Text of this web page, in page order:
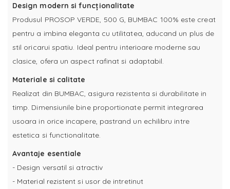
Design modern si funcționalitate
Produsul PROSOP VERDE, 500 G, BUMBAC 100% este creat
pentru a imbina eleganta cu utilitatea, aducand un plus de
stil oricarui spatiu. Ideal pentru interioare moderne sau
clasice, ofera un aspect rafinat si adaptabil.
Materiale si calitate
Realizat din BUMBAC, asigura rezistenta si durabilitate in
timp. Dimensiunile bine proportionate permit integrarea
usoara in orice incapere, pastrand un echilibru intre
estetica si functionalitate.
Avantaje esentiale
- Design versatil si atractiv
- Material rezistent si usor de intretinut